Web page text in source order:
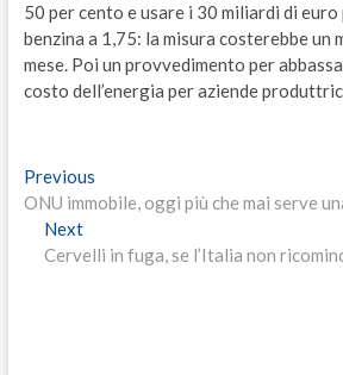
50 per cento e usare i 30 miliardi di
benzina a 1,75: la misura costerebbe un
mese. Poi un provvedimento per
costo dell’energia per aziende
Navigazione
articoli
PreviousPrevious
post:
ONU immobile, oggi più che mai serve
NextNext
post:
Cervelli in fuga, se l’Italia non